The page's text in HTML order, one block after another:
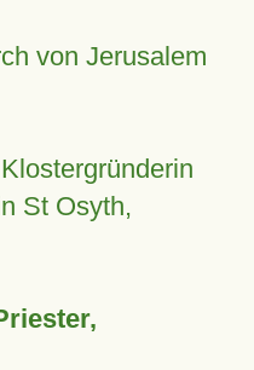
von Jerusalem
St Osyth,